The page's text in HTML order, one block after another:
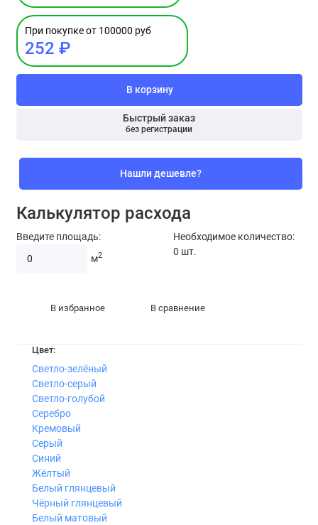
При покупке от 100000 руб
252 ₽
В корзину
Быстрый заказ
без регистрации
Нашли дешевле?
Калькулятор расхода
Введите площадь:
м2
Необходимое количество:
0 шт.
В избранное В сравнение
Цвет:
Светло-зелёный
Светло-серый
Светло-голубой
Серебро
Кремовый
Серый
Синий
Жёлтый
Белый глянцевый
Чёрный глянцевый
Белый матовый